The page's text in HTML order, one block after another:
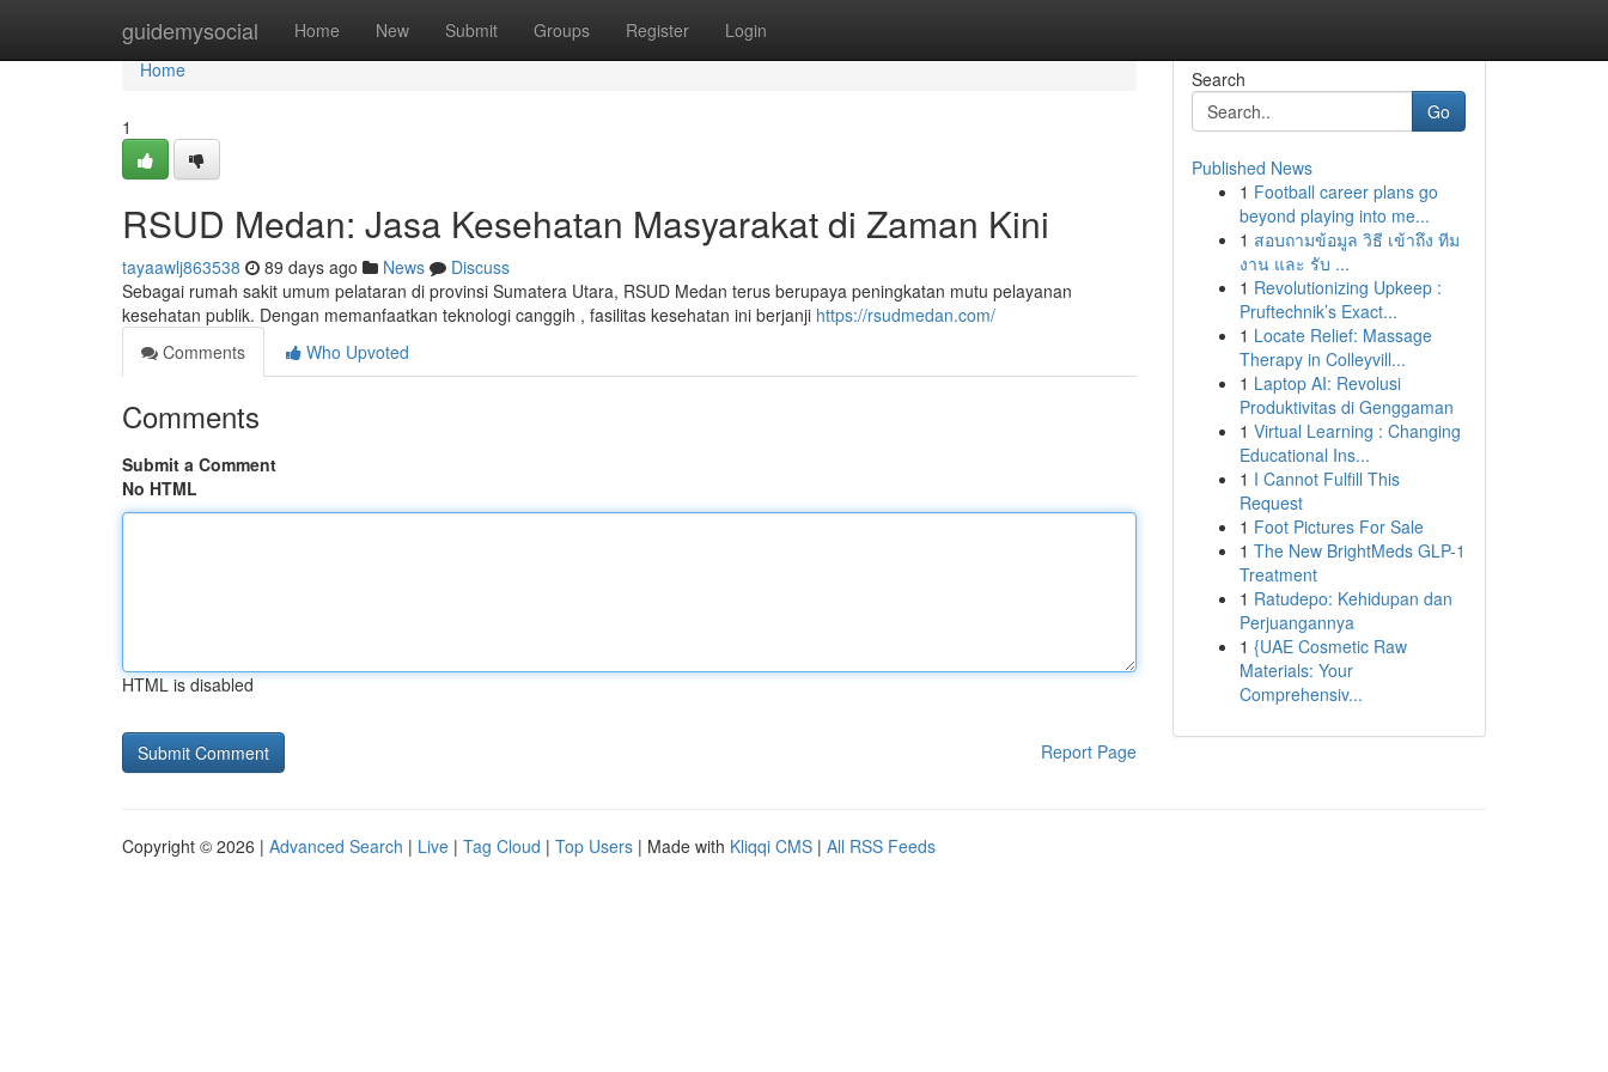
guidemysocial Home New Submit Groups Register Login
Home
Home
1
RSUD Medan: Jasa Kesehatan Masyarakat di Zaman Kini
tayaawlj863538 89 days ago News
Discuss
Sebagai rumah sakit umum pelataran di provinsi Sumatera Utara, RSUD Medan terus berupaya peningkatan mutu pelayanan
kesehatan publik. Dengan memanfaatkan teknologi canggih , fasilitas kesehatan ini berjanji https://rsudmedan.com/
Comments
Who Upvoted
Comments
Submit a Comment
No HTML
HTML is disabled
Report Page
Search
Go
Published News
1 Football career plans go
beyond playing into me...
1 สอบถามข้อมูล วิธี เข้าถึง ทีม
งาน และ รับ ...
1 Revolutionizing Upkeep :
Pruftechnik’s Exact...
1 Locate Relief: Massage
Therapy in Colleyvill...
1 Laptop AI: Revolusi
Produktivitas di Genggaman
1 Virtual Learning : Changing
Educational Ins...
1 I Cannot Fulfill This
Request
1 Foot Pictures For Sale
1 The New BrightMeds GLP-1
Treatment
1 Ratudepo: Kehidupan dan
Perjuangannya
1 {UAE Cosmetic Raw
Materials: Your
Comprehensiv...
Copyright © 2026 | Advanced Search | Live | Tag Cloud | Top Users | Made with Kliqqi CMS | All RSS Feeds